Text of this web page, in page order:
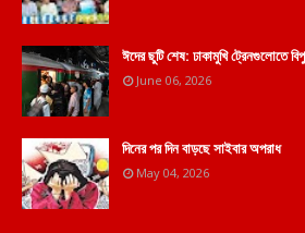
ঈদের ছুটি শেষ: ঢাকামুখি ট্রেনগুলোতে
June 06, 2026
দিনের পর দিন বাড়ছে সাইবার অপরাধ
May 04, 2026